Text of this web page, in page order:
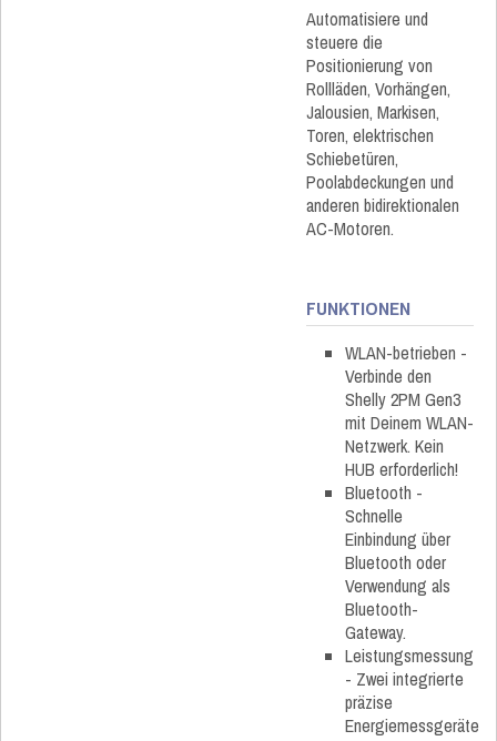
Automatisiere und
steuere die
Positionierung von
Rollläden, Vorhängen,
Jalousien, Markisen,
Toren, elektrischen
Schiebetüren,
Poolabdeckungen und
anderen bidirektionalen
AC-Motoren.
FUNKTIONEN
WLAN-betrieben -
Verbinde den
Shelly 2PM Gen3
mit Deinem WLAN-
Netzwerk. Kein
HUB erforderlich!
Bluetooth -
Schnelle
Einbindung über
Bluetooth oder
Verwendung als
Bluetooth-
Gateway.
Leistungsmessung
- Zwei integrierte
präzise
Energiemessgeräte